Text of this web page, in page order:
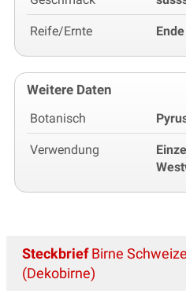
Reife/Ernte
Weitere Daten
Botanisch
Verwendung
SteckbriefBirne
(Dekobirne)